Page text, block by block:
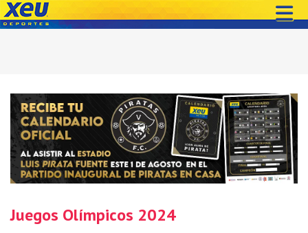
Juegos Olímpicos 2024